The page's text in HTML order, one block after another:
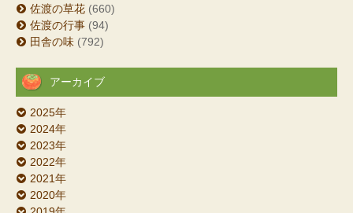
佐渡の草花 (660)
佐渡の行事 (94)
田舎の味 (792)
アーカイブ
2025年
2024年
2023年
2022年
2021年
2020年